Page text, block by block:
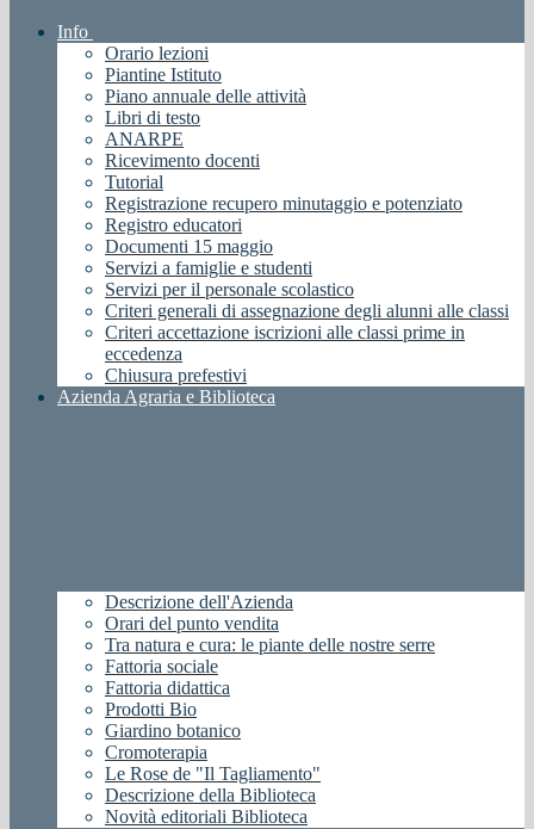
Info
Orario lezioni
Piantine Istituto
Piano annuale delle attività
Libri di testo
ANARPE
Ricevimento docenti
Tutorial
Registrazione recupero minutaggio e potenziato
Registro educatori
Documenti 15 maggio
Servizi a famiglie e studenti
Servizi per il personale scolastico
Criteri generali di assegnazione degli alunni alle classi
Criteri accettazione iscrizioni alle classi prime in
eccedenza
Chiusura prefestivi
Azienda Agraria e Biblioteca
Descrizione dell'Azienda
Orari del punto vendita
Tra natura e cura: le piante delle nostre serre
Fattoria sociale
Fattoria didattica
Prodotti Bio
Giardino botanico
Cromoterapia
Le Rose de "Il Tagliamento"
Descrizione della Biblioteca
Novità editoriali Biblioteca